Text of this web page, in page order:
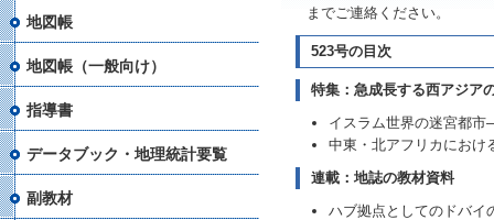
までご連絡ください。
523号の目次
特集：急成長する西アジア
イスラム世界の迷宮都
中東・北アフリカにおけ
連載：地誌の教材資料
ハブ拠点としてのドバイ
地図帳
地図帳（一般向け）
指導書
データブック・地理統計要覧
副教材